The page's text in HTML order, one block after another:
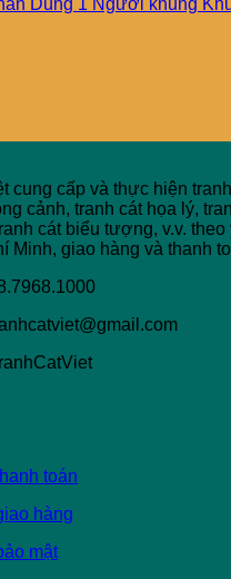
Dung 1 Người khung
cung cấp và thực hiện
cảnh, tranh cát họa lý,
cát biểu tượng, v.v.
Minh, giao hàng và thanh
toán
hàng
mật